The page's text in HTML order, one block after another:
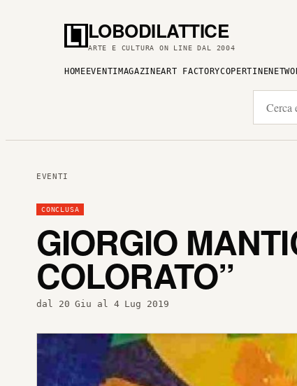
LOBODILATTICE
ARTE E CULTURA ON LINE DAL 2004
HOME EVENTI MAGAZINEART FACTORYCOPERTINE
EVENTI
CONCLUSA
GIORGIO
COLORATO”
dal 20 Giu al 4 Lug 2019